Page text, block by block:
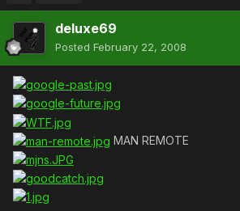
deluxe69
Posted February 22, 2008
MAN REMOTE